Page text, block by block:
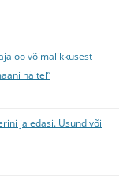
võimalikkusest
näitel”
ja edasi. Usund või